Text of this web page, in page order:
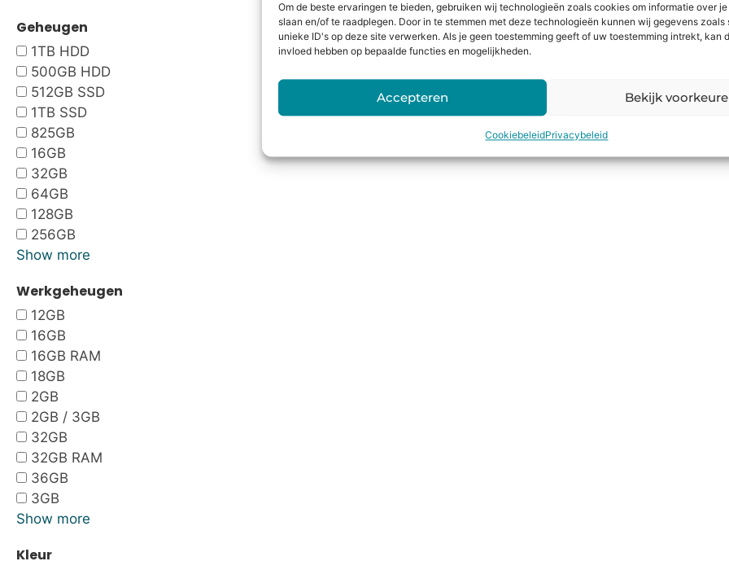
Om de beste ervaringen te bieden, gebruiken wij technologieën zoals cookies om informatie over
slaan en/of te raadplegen. Door in te stemmen met deze technologieën kunnen wij gegevens zoals
unieke ID's op deze site verwerken. Als je geen toestemming geeft of uw toestemming intrekt, kan
invloed hebben op bepaalde functies en mogelijkheden.
Accepteren Bekijk
CookiebeleidPrivacybeleid
Geheugen
1TB HDD
500GB HDD
512GB SSD
1TB SSD
825GB
16GB
32GB
64GB
128GB
256GB
Show more
Werkgeheugen
12GB
16GB
16GB RAM
18GB
2GB
2GB / 3GB
32GB
32GB RAM
36GB
3GB
Show more
Kleur